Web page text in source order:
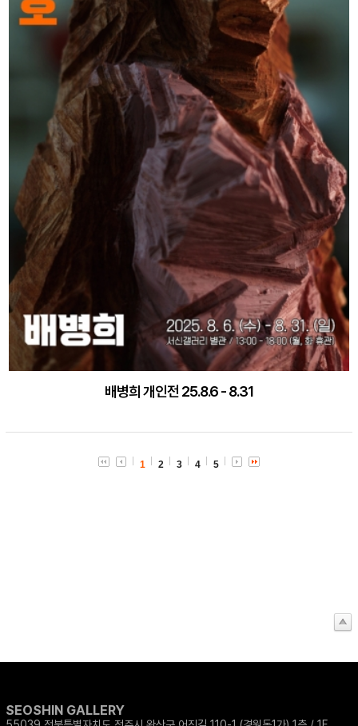
배병희 개인전 25.8.6 - 8.31
1 2 3 4 5
SEOSHIN GALLERY